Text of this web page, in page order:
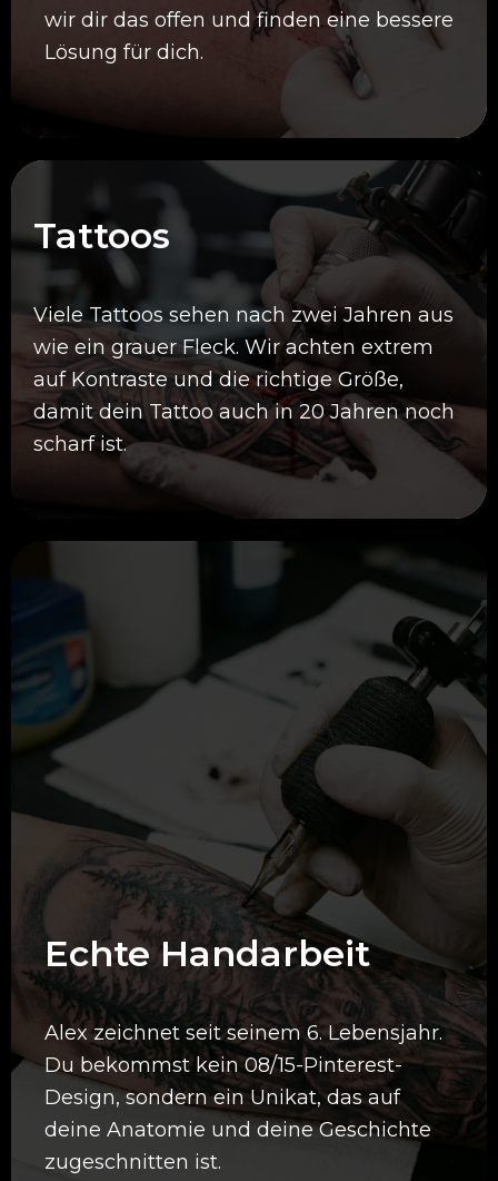
wir dir das offen und finden eine bessere
Lösung für dich.
Tattoos
Viele Tattoos sehen nach zwei Jahren aus
wie ein grauer Fleck. Wir achten extrem
auf Kontraste und die richtige Größe,
damit dein Tattoo auch in 20 Jahren noch
scharf ist.
Echte Handarbeit
Alex zeichnet seit seinem 6. Lebensjahr.
Du bekommst kein 08/15-Pinterest-
Design, sondern ein Unikat, das auf
deine Anatomie und deine Geschichte
zugeschnitten ist.